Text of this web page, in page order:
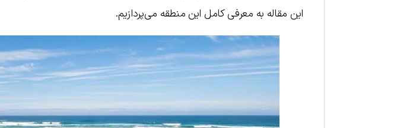
این مقاله به معرفی کامل این منطقه می‌پردازیم.